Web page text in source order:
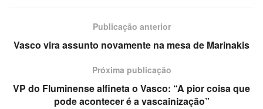
Publicação anterior
Vasco vira assunto novamente na mesa de Marinakis
Próxima publicação
VP do Fluminense alfineta o Vasco: “A pior coisa que
pode acontecer é a vascainização”